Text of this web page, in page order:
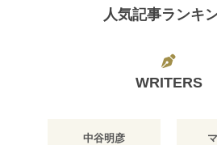
人気記事ランキ
WRITERS
中谷明彦